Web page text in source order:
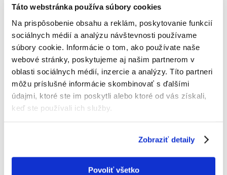
Táto webstránka používa súbory cookies
Na prispôsobenie obsahu a reklám, poskytovanie funkcií
sociálnych médií a analýzu návštevnosti používame
súbory cookie. Informácie o tom, ako používate naše
webové stránky, poskytujeme aj našim partnerom v
oblasti sociálnych médií, inzercie a analýzy. Títo partneri
môžu príslušné informácie skombinovať s ďalšími
údajmi, ktoré ste im poskytli alebo ktoré od vás získali,
keď ste používali ich služby.
Zobraziť detaily
Povoliť všetko
Recommend
100% ZÁKAZNÍCI ODPORÚČAJÚ TENTO PRODUKT
NAPÍSAŤ RECENZIU
Popis
Vhodne vyvážené minerály